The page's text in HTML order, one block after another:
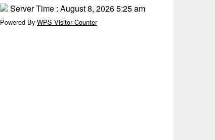
Server Time : August 8, 2026 5:25 am
Powered By WPS Visitor Counter